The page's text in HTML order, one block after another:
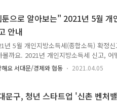
하였습니다. 다음 달에도 희망 업체들을
할 계획입니다. 관련 상담을 희망하는 업
1093, ywlee3872@sdm.go.kr로 문의
으로 알아보는" 2021년 5월 개
안내
년 5월 개인지방소득세(종합소득) 확정
볼까요. 2021년 개인지방소득세 신고,
시행으로 종합소득세와 개인지방소득세
신고 - PC로 홈택스 사이트에서 위택스
득세 신고 필수 * 모두채움대상자 - 소규
해요 서대문/경제와 협동 2021.04.05
문구, 청년 스타트업 '신촌 벤처